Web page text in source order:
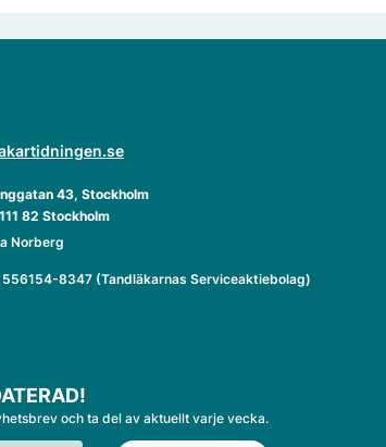
43, Stockholm
82 Stockholm
Norberg
8347 (Tandläkarnas Serviceaktiebolag)
och ta del av aktuellt varje vecka.